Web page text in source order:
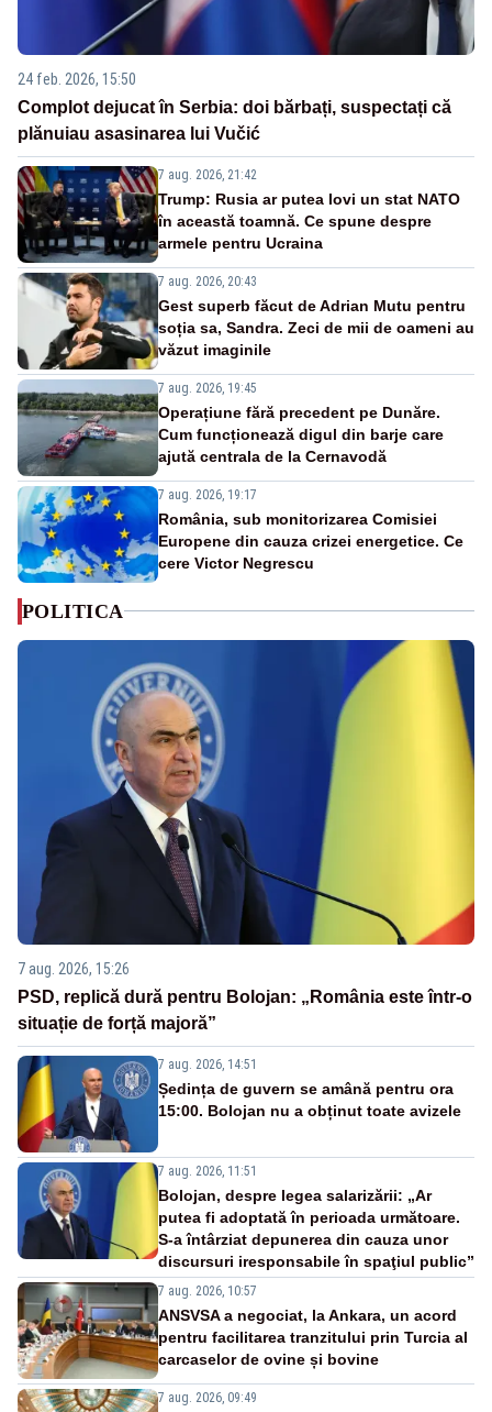
24 feb. 2026, 15:50
Complot dejucat în Serbia: doi bărbați, suspectați că
plănuiau asasinarea lui Vučić
7 aug. 2026, 21:42
Trump: Rusia ar putea lovi un stat NATO
în această toamnă. Ce spune despre
armele pentru Ucraina
7 aug. 2026, 20:43
Gest superb făcut de Adrian Mutu pentru
soția sa, Sandra. Zeci de mii de oameni au
văzut imaginile
7 aug. 2026, 19:45
Operațiune fără precedent pe Dunăre.
Cum funcționează digul din barje care
ajută centrala de la Cernavodă
7 aug. 2026, 19:17
România, sub monitorizarea Comisiei
Europene din cauza crizei energetice. Ce
cere Victor Negrescu
POLITICA
7 aug. 2026, 15:26
PSD, replică dură pentru Bolojan: „România este într-o
situație de forță majoră”
7 aug. 2026, 14:51
Ședința de guvern se amână pentru ora
15:00. Bolojan nu a obținut toate avizele
7 aug. 2026, 11:51
Bolojan, despre legea salarizării: „Ar
putea fi adoptată în perioada următoare.
S-a întârziat depunerea din cauza unor
discursuri iresponsabile în spaţiul public”
7 aug. 2026, 10:57
ANSVSA a negociat, la Ankara, un acord
pentru facilitarea tranzitului prin Turcia al
carcaselor de ovine și bovine
7 aug. 2026, 09:49